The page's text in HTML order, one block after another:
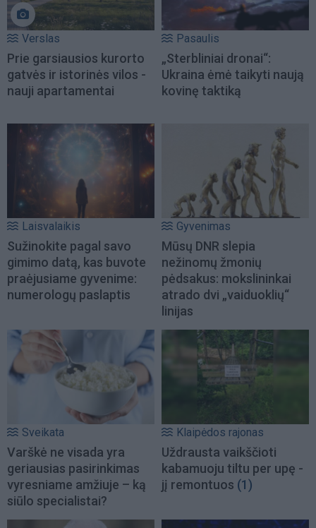
Verslas
Prie garsiausios kurorto
gatvės ir istorinės vilos -
nauji apartamentai
Pasaulis
„Sterbliniai dronai“:
Ukraina ėmė taikyti naują
kovinę taktiką
Laisvalaikis
Sužinokite pagal savo
gimimo datą, kas buvote
praėjusiame gyvenime:
numerologų paslaptis
Gyvenimas
Mūsų DNR slepia
nežinomų žmonių
pėdsakus: mokslininkai
atrado dvi „vaiduoklių“
linijas
Sveikata
Varškė ne visada yra
geriausias pasirinkimas
vyresniame amžiuje – ką
siūlo specialistai?
Klaipėdos rajonas
Uždrausta vaikščioti
kabamuoju tiltu per upę -
jį remontuos (1)